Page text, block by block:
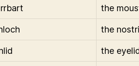
the
the
the